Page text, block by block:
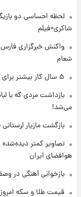
لحظه احساسی دو
شاکری+فیلم
واکنش خبرگزاری
شعام
۵ سال کار بیشتر برای این گروه از متقاضیان بازنشستگی
بازداشت مردی که با
می‌شد!
بازگشت مازیار
تصاویر کمتر دیده‌شده
هوافضای ایران
بازخوانی آهنگی در
قیمت طلا و سکه امروز جمعه ۱۶ مرداد